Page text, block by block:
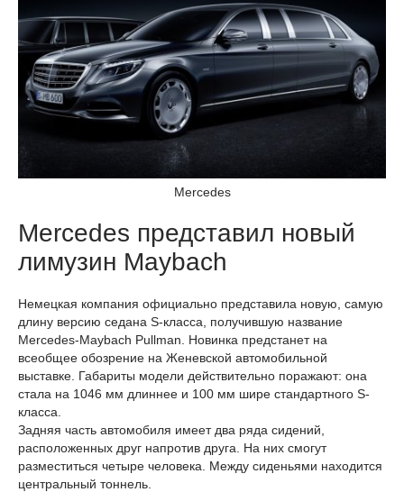
Mercedes
Mercedes представил новый
лимузин Maybach
Немецкая компания официально представила новую, самую
длину версию седана S-класса, получившую название
Mercedes-Maybach Pullman. Новинка предстанет на
всеобщее обозрение на Женевской автомобильной
выставке. Габариты модели действительно поражают: она
стала на 1046 мм длиннее и 100 мм шире стандартного S-
класса.
Задняя часть автомобиля имеет два ряда сидений,
расположенных друг напротив друга. На них смогут
разместиться четыре человека. Между сиденьями находится
центральный тоннель.